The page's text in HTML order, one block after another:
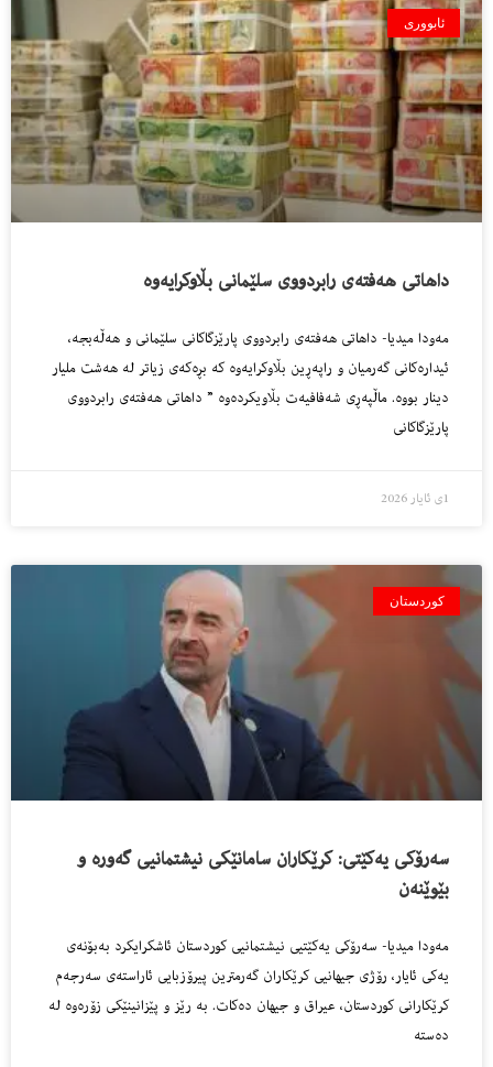
ئابووری
داهاتی هەفتەی رابردووی سلێمانی بڵاوکرایەوە
مەودا میدیا- داهاتی هەفتەی رابردووی پارێزگاکانی سلێمانی و هەڵەبجە،
ئیدارەکانی گەرمیان و راپەڕین بڵاوکرایەوە کە بڕەکەی زیاتر لە هەشت ملیار
دینار بووە. ماڵپەڕی شەفافیەت بڵاویکردەوە ” داهاتی هەفتەی رابردووی
پارێزگاکانی
1ی ئایار 2026
کوردستان
سەرۆکی یەکێتی: کرێکاران سامانێکی نیشتمانیی گەورە و
بێوێنەن
مەودا میدیا- سەرۆکی یەکێتیی نیشتمانیی کوردستان ئاشکرایکرد بەبۆنەی
یەکی ئایار، رۆژی جیهانیی کرێکاران گەرمترین پیرۆزبایی ئاراستەی سەرجەم
کرێکارانی کوردستان، عیراق و جیهان دەکات. بە رێز و پێزانینێکی زۆرەوە لە
دەستە